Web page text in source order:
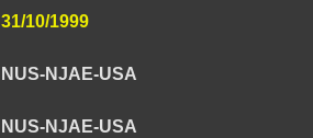
31/10/1999
NUS-NJAE-USA
NUS-NJAE-USA